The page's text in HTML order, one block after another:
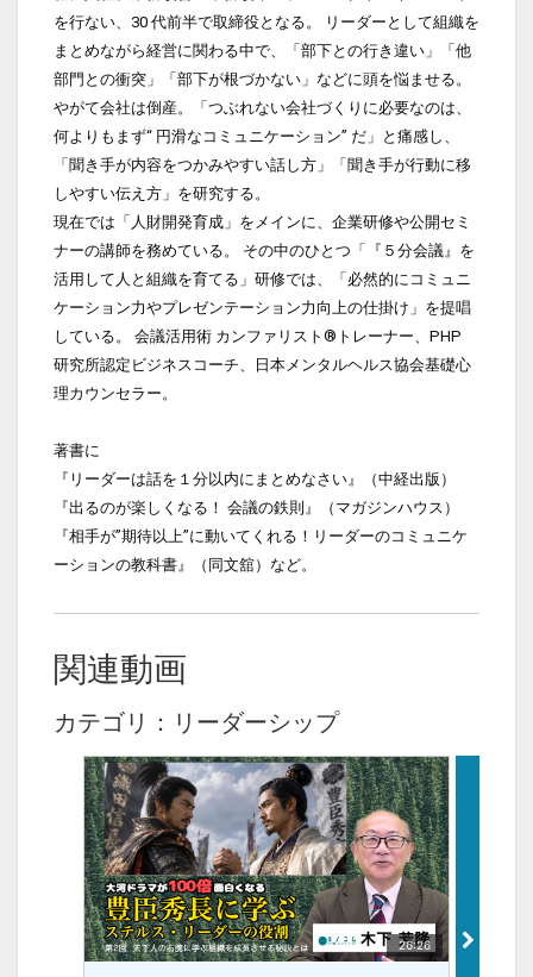
を行ない、30 代前半で取締役となる。 リーダーとして組織を
まとめながら経営に関わる中で、「部下との行き違い」「他
部門との衝突」「部下が根づかない」などに頭を悩ませる。
やがて会社は倒産。「つぶれない会社づくりに必要なのは、
何よりもまず“ 円滑なコミュニケーション” だ」と痛感し、
「聞き手が内容をつかみやすい話し方」「聞き手が行動に移
しやすい伝え方」を研究する。
現在では「人財開発育成」をメインに、企業研修や公開セミ
ナーの講師を務めている。 その中のひとつ「『５分会議』を
活用して人と組織を育てる」研修では、「必然的にコミュニ
ケーション力やプレゼンテーション力向上の仕掛け」を提唱
している。 会議活用術 カンファリスト®トレーナー、PHP
研究所認定ビジネスコーチ、日本メンタルヘルス協会基礎心
理カウンセラー。
著書に
『リーダーは話を１分以内にまとめなさい』（中経出版）
『出るのが楽しくなる！ 会議の鉄則』（マガジンハウス）
『相手が”期待以上”に動いてくれる！リーダーのコミュニケ
ーションの教科書』（同文舘）など。
関連動画
カテゴリ：リーダーシップ
26:26